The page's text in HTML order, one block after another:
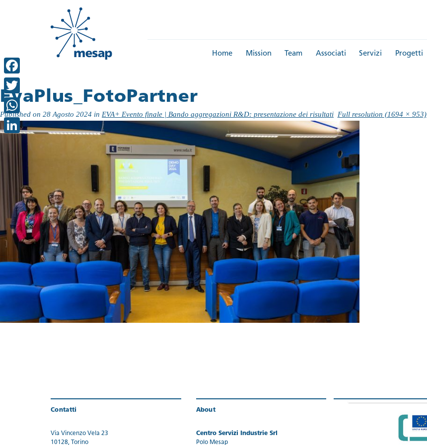
Home Mission Team Associati Servizi Progetti
EvaPlus_FotoPartner
Published on 28 Agosto 2024 in EVA+ Evento finale | Bando aggregazioni R&D: presentazione dei risultati Full resolution (1694 × 953)
Contatti
Via Vincenzo Vela 23
10128, Torino
About
Centro Servizi Industrie Srl
Polo Mesap
Facebook
Twitter
WhatsApp
LinkedIn